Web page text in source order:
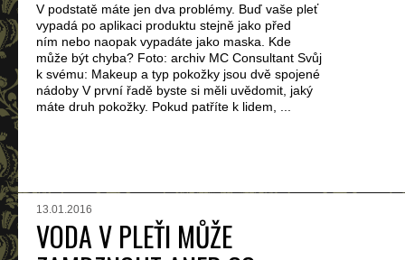
V podstatě máte jen dva problémy. Buď vaše pleť
vypadá po aplikaci produktu stejně jako před
ním nebo naopak vypadáte jako maska. Kde
může být chyba? Foto: archiv MC Consultant Svůj
k svému: Makeup a typ pokožky jsou dvě spojené
nádoby V první řadě byste si měli uvědomit, jaký
máte druh pokožky. Pokud patříte k lidem, ...
13.01.2016
VODA V PLEŤI MŮŽE